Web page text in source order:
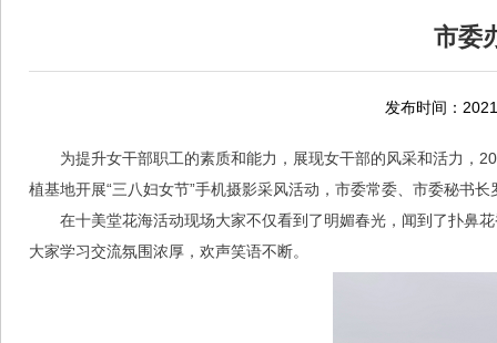
市委
发布时间：
为提升女干部职工的素质和能力，展现女干部的风采和活力，
植基地开展“三八妇女节”手机摄影采风活动，市委常委、市委秘书
在十美堂花海活动现场大家不仅看到了明媚春光，闻到了扑鼻
大家学习交流氛围浓厚，欢声笑语不断。